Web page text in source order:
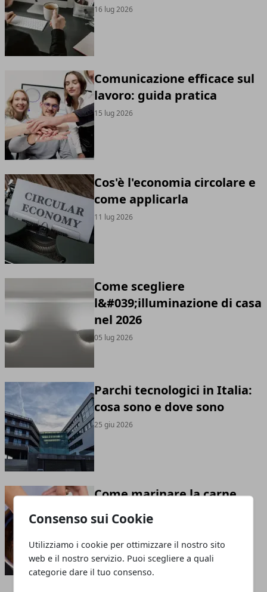
Consenso sui Cookie
Utilizziamo i cookie per ottimizzare il nostro sito
web e il nostro servizio. Puoi scegliere a quali
categorie dare il tuo consenso.
16 lug 2026
Comunicazione efficace sul
lavoro: guida pratica
15 lug 2026
Cos'è l'economia circolare e
come applicarla
11 lug 2026
Come scegliere
l&#039;illuminazione di casa
nel 2026
05 lug 2026
Parchi tecnologici in Italia:
cosa sono e dove sono
25 giu 2026
Come marinare la carne
correttamente